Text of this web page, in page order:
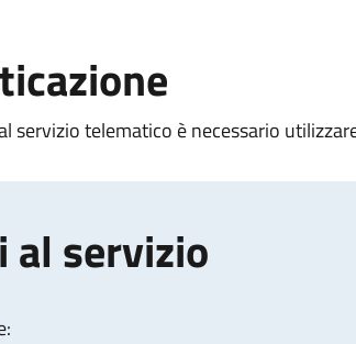
servizio telematico è necessario
al servizio